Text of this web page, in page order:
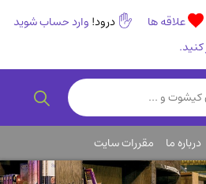
علاقه ها درود! وارد حساب شوید
درباره ما مقررات سایت